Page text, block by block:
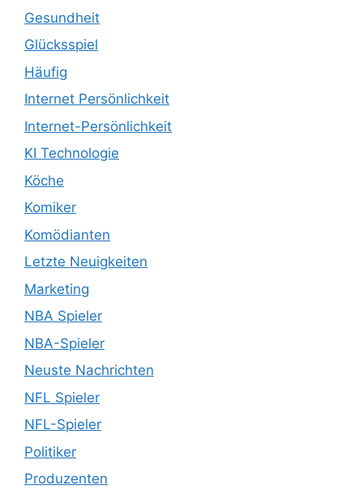
Gesundheit
Glücksspiel
Häufig
Internet Persönlichkeit
Internet-Persönlichkeit
KI Technologie
Köche
Komiker
Komödianten
Letzte Neuigkeiten
Marketing
NBA Spieler
NBA-Spieler
Neuste Nachrichten
NFL Spieler
NFL-Spieler
Politiker
Produzenten